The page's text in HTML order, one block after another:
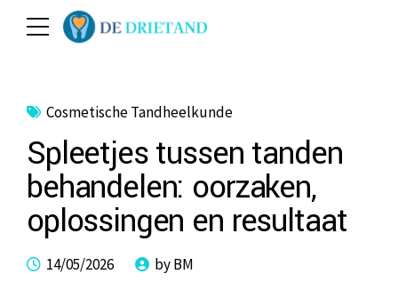
Cosmetische Tandheelkunde
Spleetjes tussen tanden
behandelen: oorzaken,
oplossingen en resultaat
14/05/2026 by BM